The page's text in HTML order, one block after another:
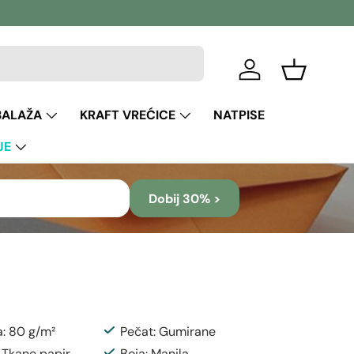
Prijava Košara
KRAFT VREĆICE
NATPISE
Dobij 30% >
80 g/m²
Pečat: Gumirane